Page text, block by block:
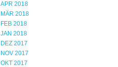
APR 2018
MÄR 2018
FEB 2018
JAN 2018
DEZ 2017
NOV 2017
OKT 2017